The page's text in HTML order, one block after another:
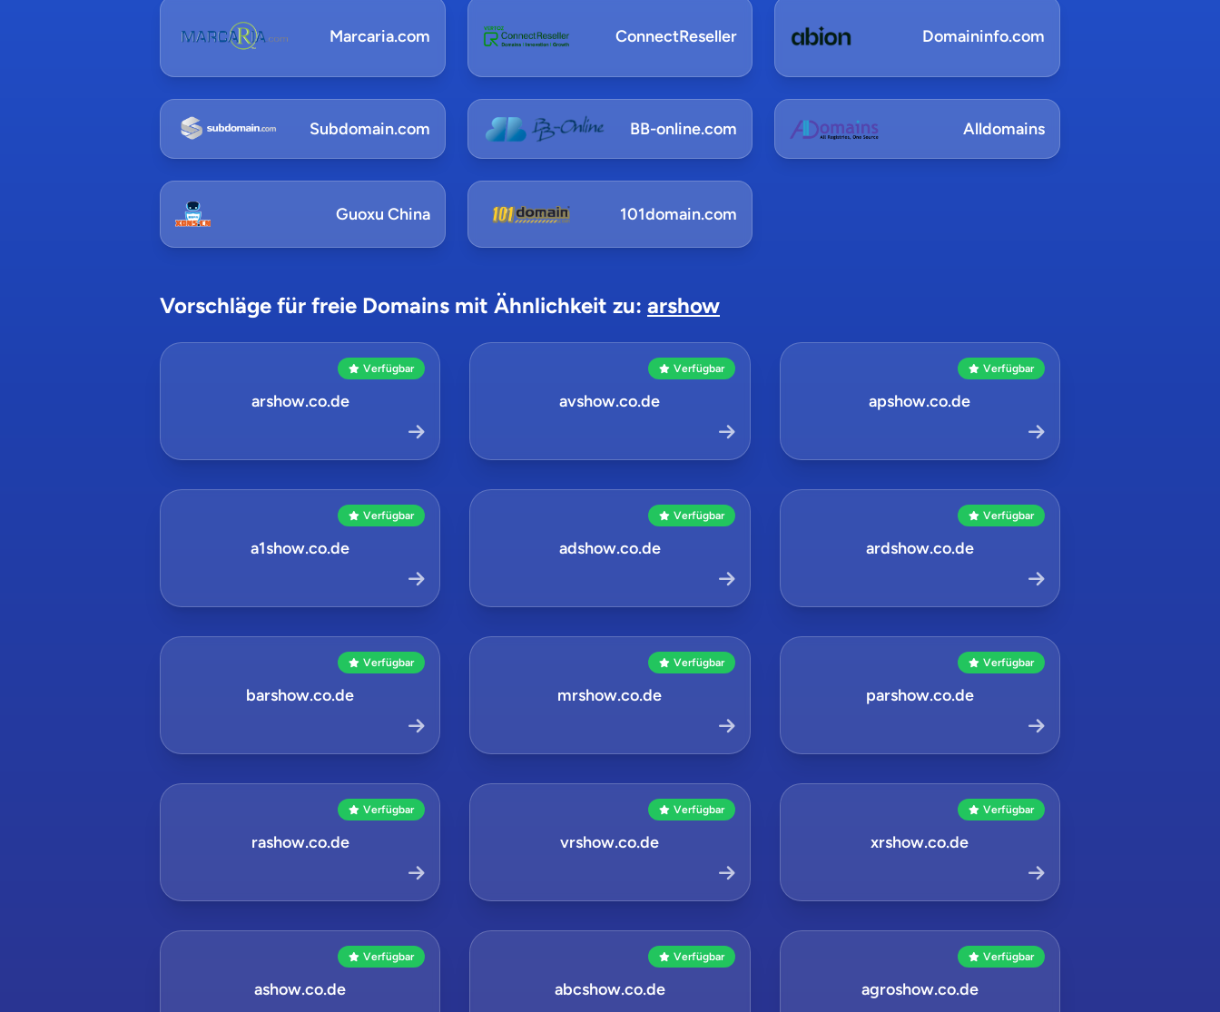
Marcaria.com ConnectReseller Domaininfo.com
Subdomain.com BB-online.com Alldomains
Guoxu China 101domain.com
Vorschläge für freie Domains mit Ähnlichkeit zu: arshow
Verfügbar
arshow.co.de
Verfügbar
avshow.co.de
Verfügbar
apshow.co.de
Verfügbar
a1show.co.de
Verfügbar
adshow.co.de
Verfügbar
ardshow.co.de
Verfügbar
barshow.co.de
Verfügbar
mrshow.co.de
Verfügbar
parshow.co.de
Verfügbar
rashow.co.de
Verfügbar
vrshow.co.de
Verfügbar
xrshow.co.de
Verfügbar
ashow.co.de
Verfügbar
abcshow.co.de
Verfügbar
agroshow.co.de